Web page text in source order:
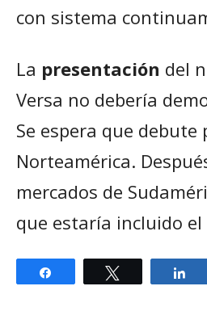
con sistema
La presentación del
Versa no debería
Se espera que debute
Norteamérica.
mercados de
que estaría incluido el